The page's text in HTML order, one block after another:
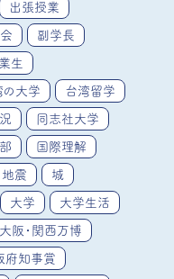
出張授業
副学長
生
の大学 台湾留学
同志社大学
国際理解
地震 城
大学 大学生活
大阪・関西万博
府知事賞